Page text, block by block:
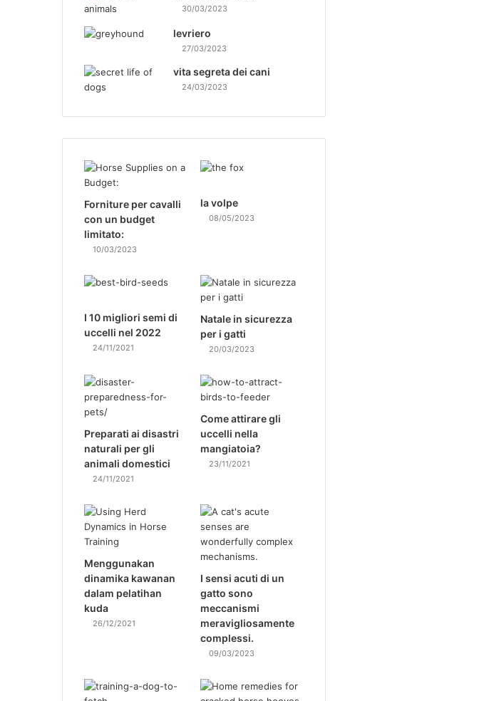
30/03/2023
levriero
27/03/2023
vita segreta dei cani
24/03/2023
Forniture per cavalli
con un budget
limitato:
10/03/2023
la volpe
08/05/2023
I 10 migliori semi di
uccelli nel 2022
24/11/2021
Natale in sicurezza
per i gatti
20/03/2023
Preparati ai disastri
naturali per gli
animali domestici
24/11/2021
Come attirare gli
uccelli nella
mangiatoia?
23/11/2021
Menggunakan
dinamika kawanan
dalam pelatihan
kuda
26/12/2021
I sensi acuti di un
gatto sono
meccanismi
meravigliosamente
complessi.
09/03/2023